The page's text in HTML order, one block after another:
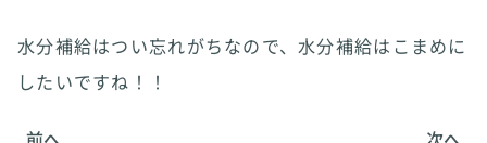
水分補給はつい忘れがちなので、水分補給はこまめに
したいですね！！